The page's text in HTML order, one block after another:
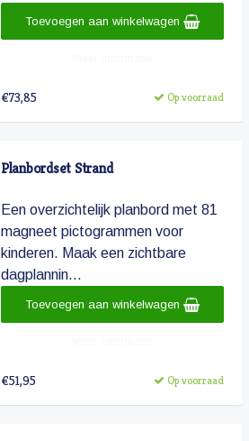
€73,85 Op voorraad
Toevoegen aan winkelwagen
Planbordset Strand
Een overzichtelijk planbord met 81
magneet pictogrammen voor
kinderen. Maak een zichtbare
dagplannin...
€51,95 Op voorraad
Toevoegen aan winkelwagen